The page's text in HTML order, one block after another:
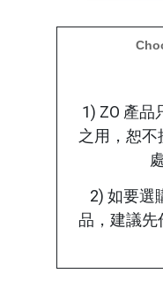
醫
療程後選用合
復過
1) ZO 產品
之用，恕不
2) 如要選
品，建議先